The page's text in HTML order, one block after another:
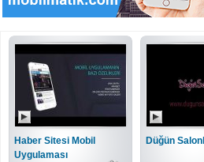
Haber Sitesi Mobil
Uygulaması
Düğün